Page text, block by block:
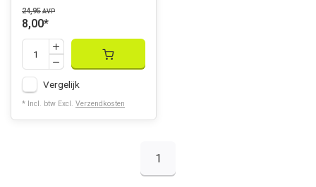
24,95 AVP
8,00*
Vergelijk
* Incl. btw Excl. Verzendkosten
1